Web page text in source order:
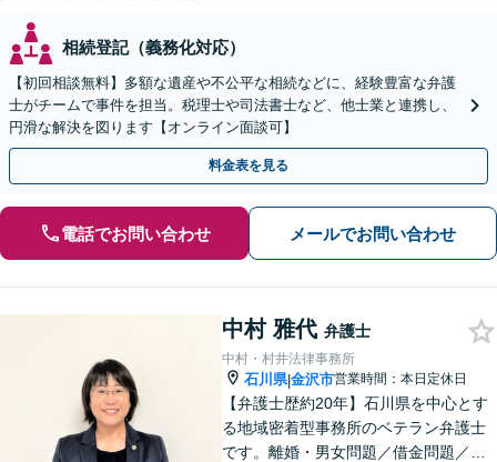
相続登記（義務化対応）
【初回相談無料】多額な遺産や不公平な相続などに、経験豊富な弁護
士がチームで事件を担当。税理士や司法書士など、他士業と連携し、
円滑な解決を図ります【オンライン面談可】
料金表を見る
電話でお問い合わせ メールでお問い合わせ
中村 雅代 弁護士
中村・村井法律事務所
石川県|金沢市営業時間：本日定休日
【弁護士歴約20年】石川県を中心とす
る地域密着型事務所のベテラン弁護士
です。離婚・男女問題／借金問題／刑